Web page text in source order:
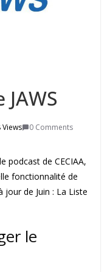
Views
0 Comments
podcast de CECIAA,
fonctionnalité de
jour de Juin : La Liste
le